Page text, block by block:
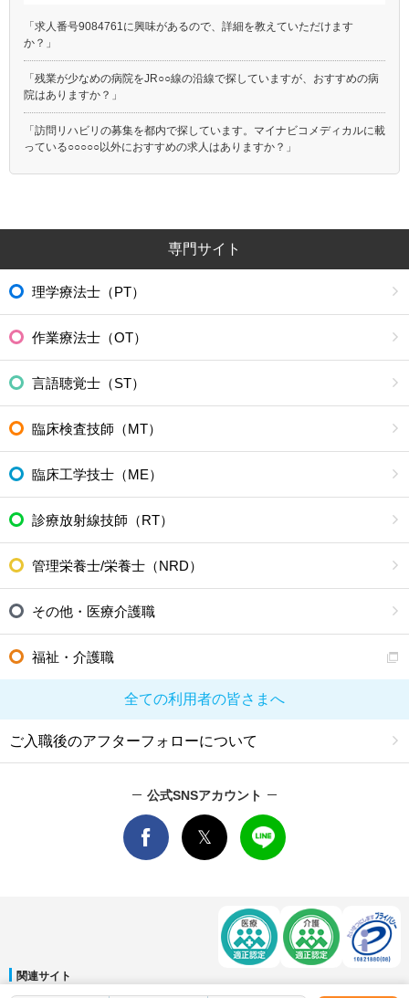
「求人番号9084761に興味があるので、詳細を教えていただけます
か？」
「残業が少なめの病院をJR○○線の沿線で探していますが、おすすめの病
院はありますか？」
「訪問リハビリの募集を都内で探しています。マイナビコメディカルに載
っている○○○○○以外におすすめの求人はありますか？」
専門サイト
理学療法士（PT）
作業療法士（OT）
言語聴覚士（ST）
臨床検査技師（MT）
臨床工学技士（ME）
診療放射線技師（RT）
管理栄養士/栄養士（NRD）
その他・医療介護職
福祉・介護職
全ての利用者の皆さまへ
ご入職後のアフターフォローについて
公式SNSアカウント
関連サイト
マイナビDOCTOR│マイナビ看護師│マイナビ薬剤師│マイナビ保育士